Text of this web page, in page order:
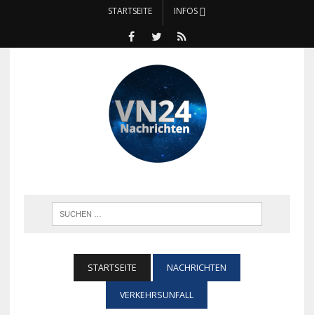
STARTSEITE INFOS
STARTSEITE NACHRICHTEN
VERKEHRSUNFALL